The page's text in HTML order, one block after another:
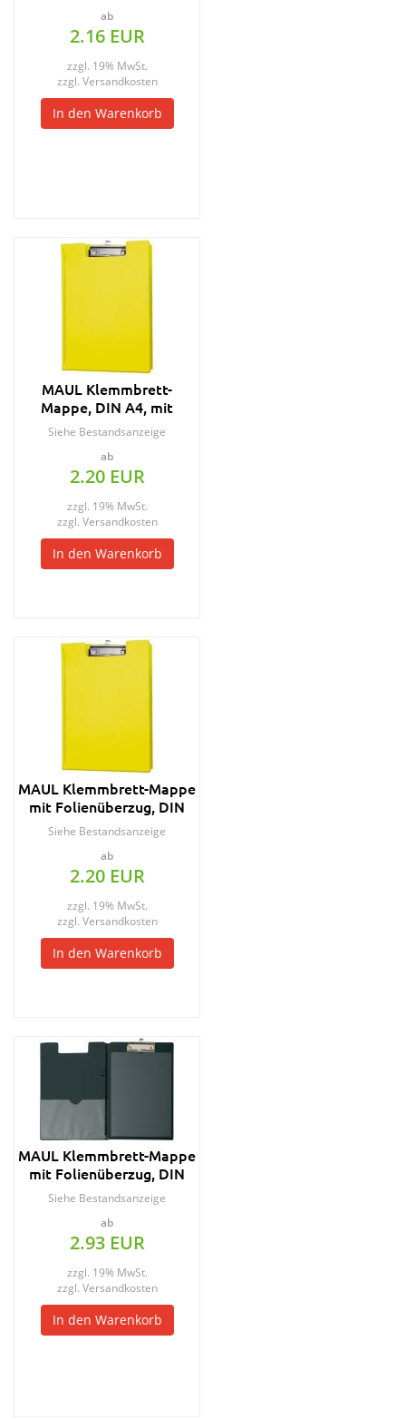
ab
2.16 EUR
zzgl. 19% MwSt.
zzgl. Versandkosten
In den Warenkorb
MAUL Klemmbrett-
Mappe, DIN A4, mit
Folienüberzug, hellblau
Siehe Bestandsanzeige
ab
2.20 EUR
zzgl. 19% MwSt.
zzgl. Versandkosten
In den Warenkorb
MAUL Klemmbrett-Mappe
mit Folienüberzug, DIN
A4, pink
Siehe Bestandsanzeige
ab
2.20 EUR
zzgl. 19% MwSt.
zzgl. Versandkosten
In den Warenkorb
MAUL Klemmbrett-Mappe
mit Folienüberzug, DIN
A4, schwarz
Siehe Bestandsanzeige
ab
2.93 EUR
zzgl. 19% MwSt.
zzgl. Versandkosten
In den Warenkorb